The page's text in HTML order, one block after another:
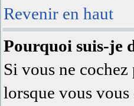
Revenir en haut
Pourquoi suis-je
Si vous ne cochez
lorsque vous